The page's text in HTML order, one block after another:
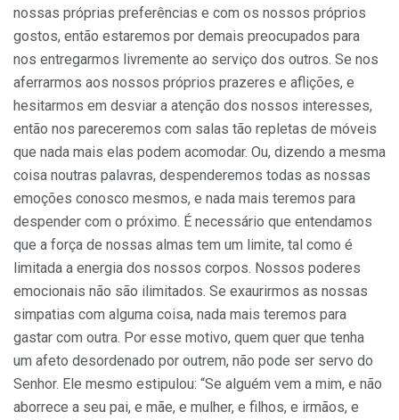
nossas próprias preferências e com os nossos próprios
gostos, então estaremos por demais preocupados para
nos entregarmos livremente ao serviço dos outros. Se nos
aferrarmos aos nossos próprios prazeres e aflições, e
hesitarmos em desviar a atenção dos nossos interesses,
então nos pareceremos com salas tão repletas de móveis
que nada mais elas podem acomodar. Ou, dizendo a mesma
coisa noutras palavras, despenderemos todas as nossas
emoções conosco mesmos, e nada mais teremos para
despender com o próximo. É necessário que enten­damos
que a força de nossas almas tem um limite, tal como é
limitada a energia dos nossos corpos. Nossos poderes
emocionais não são ilimitados. Se exaurirmos as nossas
simpatias com alguma coisa, nada mais teremos para
gastar com outra. Por esse motivo, quem quer que tenha
um afeto desordenado por outrem, não pode ser servo do
Senhor. Ele mesmo estipulou: “Se alguém vem a mim, e não
aborrece a seu pai, e mãe, e mulher, e filhos, e irmãos, e